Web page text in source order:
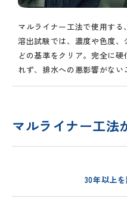
マルライナー工法で使用す
溶出試験では、濃度や色度
どの基準をクリア。完全に
れず、排水への悪影響がない
マルライナー工法
30年以上